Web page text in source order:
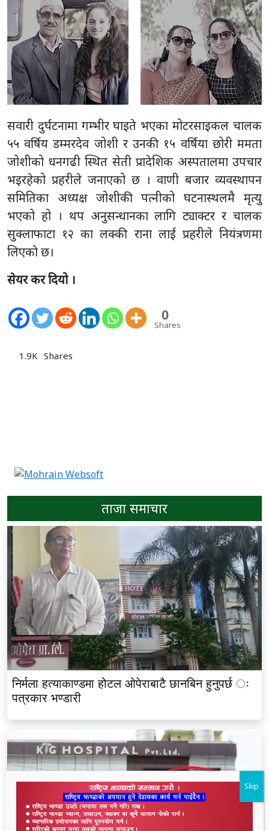
सवारी दुर्घटनामा गम्भीर घाइते भएका मोटरसाइकल चालक
५५ वर्षिय डम्मरदेव जोशी र उनकी १५ वर्षिया छोरी ममता
जोशीको धनगढी स्थित सेती प्रादेशिक अस्पतालमा उपचार
भइरहेको प्रहरीले जनाएको छ । वाणी बजार व्यवस्थापन
समितिका अध्यक्ष जोशीकी पत्नीको घटनास्थलमै मृत्यु
भएको हो । थप अनुसन्धानका लागि ट्याक्टर र चालक
सुक्लाफाटा १२ का लक्की राना लाई प्रहरीले नियंत्रणमा
लिएकाे छ।
सेयर कर दियो ।
0
Shares
1.9K Shares
ताजा समाचार
निर्मला हत्याकाण्डमा होटल ओपेराबाटै छानबिन हुनुपर्छ ः
पत्रकार भण्डारी
Skip